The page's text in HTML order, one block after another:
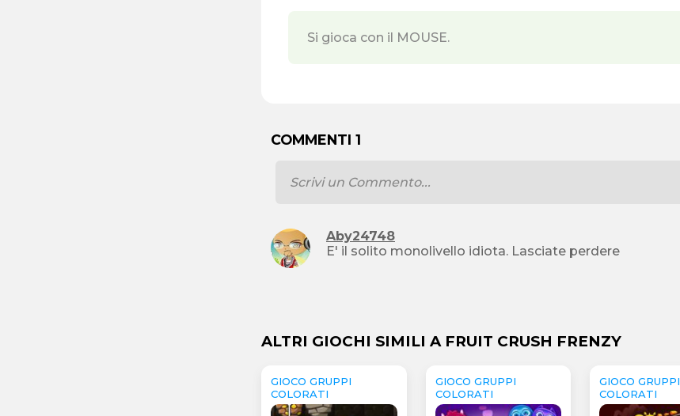
Si gioca con il MOUSE.
COMMENTI 1
Aby24748
E' il solito monolivello idiota. Lasciate perdere
ALTRI GIOCHI SIMILI A FRUIT CRUSH FRENZY
GIOCO GRUPPI
COLORATI
GIOCO GRUPPI
COLORATI
GIOCO GRUPPI
COLORATI